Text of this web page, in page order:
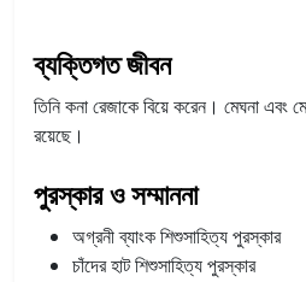
ব্যক্তিগত জীবন
তিনি কনা রেজাকে বিয়ে করেন। মেঘনা এবং
রয়েছে।
পুরস্কার ও সম্মাননা
অগ্রনী ব্যাংক শিশুসাহিত্য পুরস্কার
চাঁদের হাট শিশুসাহিত্য পুরস্কার